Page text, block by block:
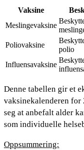
Vaksine
Meslingevaksine
Poliovaksine
polio
Influensavaksine
Denne tabellen gir et
vaksinekalenderen for
seg at anbefalt alder
som individuelle
Oppsummering: